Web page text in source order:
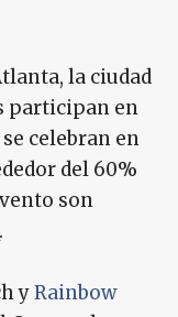
la ciudad
participan en
celebran en
del 60%
son
yRainbow